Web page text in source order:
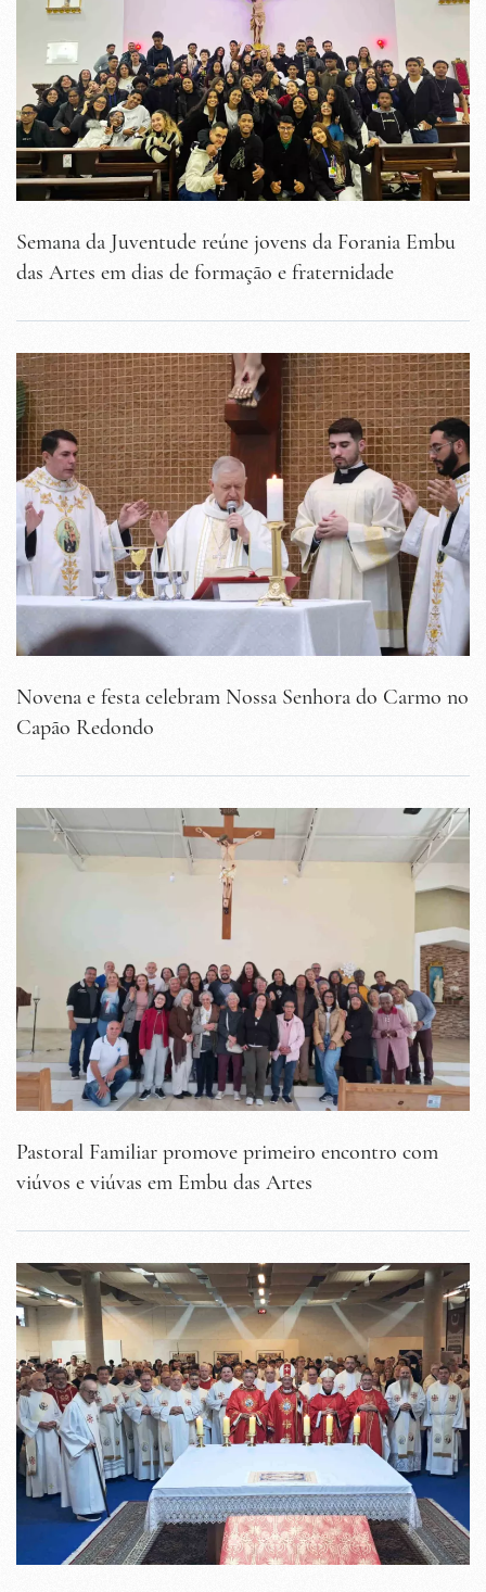
Semana da Juventude reúne jovens da Forania Embu
das Artes em dias de formação e fraternidade
Novena e festa celebram Nossa Senhora do Carmo no
Capão Redondo
Pastoral Familiar promove primeiro encontro com
viúvos e viúvas em Embu das Artes